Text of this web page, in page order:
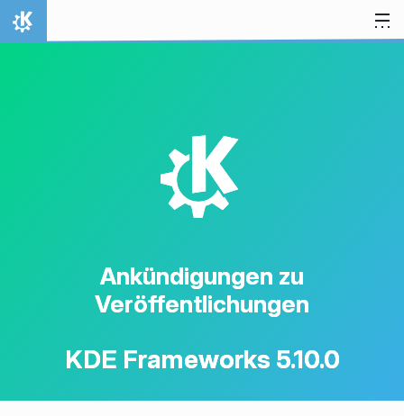
Zum Inhalt springen
Startseite
K
Ankündigungen zu
Veröffentlichungen
KDE Frameworks 5.10.0